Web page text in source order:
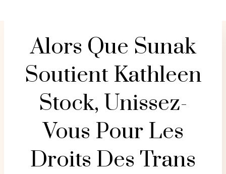
Alors Que Sunak
Soutient Kathleen
Stock, Unissez-
Vous Pour Les
Droits Des Trans